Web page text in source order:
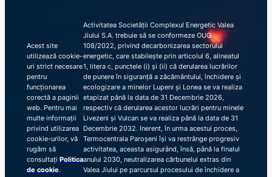
Acest site
utilizează cookie-
uri strict necesare
pentru
funcționarea
corectă a paginii
web. Pentru mai
multe informații
privind utilizarea
cookie-urilor, vă
rugăm să
consultați Politica
de cookie.
Activitatea Societății Complexul Energetic Valea
Jiului S.A. trebuie să se conformeze OUG
108/2022, privind decarbonizarea sectorului
energetic, care stabilește prin articolul 6, alineatul
1, litera c, punctele (i) și (ii) că derularea lucrărilor
de punere în siguranță a zăcământului, închidere și
ecologizare a minelor Lupeni și Lonea se va realiza
etapizat până la data de 31 Decembrie 2026,
respectiv că derularea acestor lucrări pentru minele
Livezeni și Vulcan se va realiza până la data de 31
Decembrie 2032. Inerent, în urma acestui proces,
Termocentrala Paroșeni își va restrânge progresiv
activitatea, aceasta asigurând, însă, până la finalul
anului 2030, neutralizarea cărbunelui extras din
Valea Jiului pe parcursul procesului de închidere a